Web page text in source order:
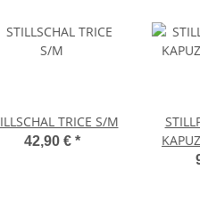
TRICE S/M
42,90 € *